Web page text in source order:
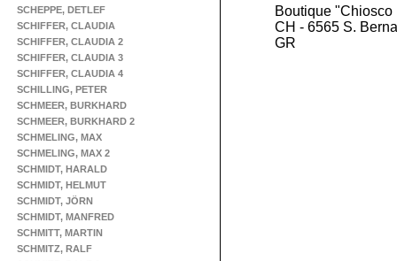
SCHEPPE, DETLEF
SCHIFFER, CLAUDIA
SCHIFFER, CLAUDIA 2
SCHIFFER, CLAUDIA 3
SCHIFFER, CLAUDIA 4
SCHILLING, PETER
SCHMEER, BURKHARD
SCHMEER, BURKHARD 2
SCHMELING, MAX
SCHMELING, MAX 2
SCHMIDT, HARALD
SCHMIDT, HELMUT
SCHMIDT, JÖRN
SCHMIDT, MANFRED
SCHMITT, MARTIN
SCHMITZ, RALF
Boutique
CH - 6565 S.
GR